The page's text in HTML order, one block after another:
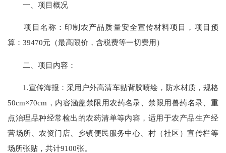
一、项目概况
项目名称：印制农产品质量安全宣传材料项目，项目预
算：39470元（最高限价，含税费等一切费用）
二、项目内容：
1.宣传海报：采用户外高清车贴背胶喷绘，防水材质，规格
50cm×70cm，内容涵盖禁限用农药名录、禁限用兽药名录、重
点治理品种经常检出的农药清单等内容，适用于农产品生产经
营场所、农资门店、乡镇便民服务中心、村（社区）宣传栏等
场所张贴，共计9100张。